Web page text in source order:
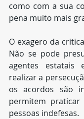
como com a sua
pena muito mais
O exagero da
Não se pode
agentes estatais
realizar a
os acordos são
permitem praticar
pessoas indefesas.